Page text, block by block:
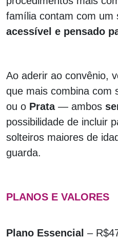
família contam com um
acessível e pensado
Ao aderir ao convênio,
que mais combina com
ou o Prata— ambos
possibilidade de incluir
solteiros maiores de
guarda.
PLANOS E VALORES
Plano Essencial –